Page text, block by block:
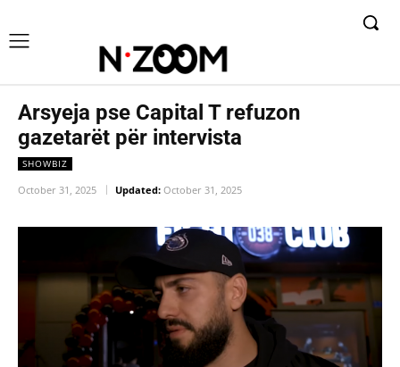
Arsyeja pse Capital T refuzon
gazetarët për intervista
SHOWBIZ
October 31, 2025 Updated: October 31, 2025